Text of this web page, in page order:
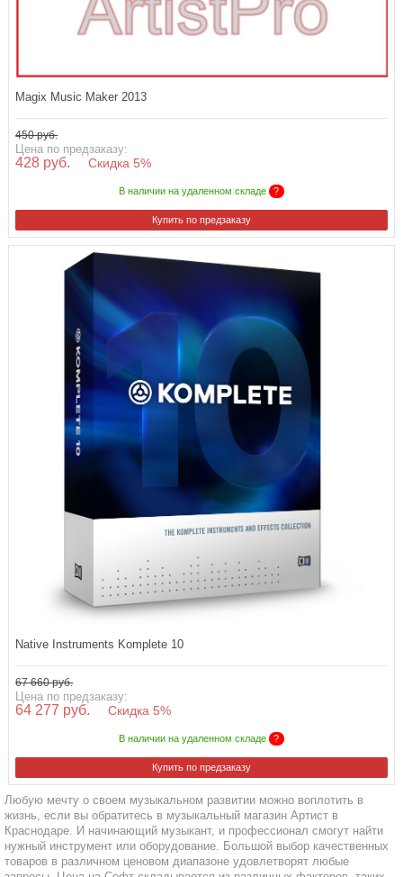
Magix Music Maker 2013
450 руб.
Цена по предзаказу:
428 руб. Скидка 5%
В наличии на удаленном складе ?
Купить по предзаказу
Native Instruments Komplete 10
67 660 руб.
Цена по предзаказу:
64 277 руб. Скидка 5%
В наличии на удаленном складе ?
Купить по предзаказу
Любую мечту о своем музыкальном развитии можно воплотить в
жизнь, если вы обратитесь в музыкальный магазин Артист в
Краснодаре. И начинающий музыкант, и профессионал смогут найти
нужный инструмент или оборудование. Большой выбор качественных
товаров в различном ценовом диапазоне удовлетворят любые